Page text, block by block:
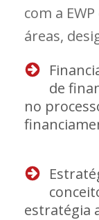
com a
áreas,
de
no
estratégia